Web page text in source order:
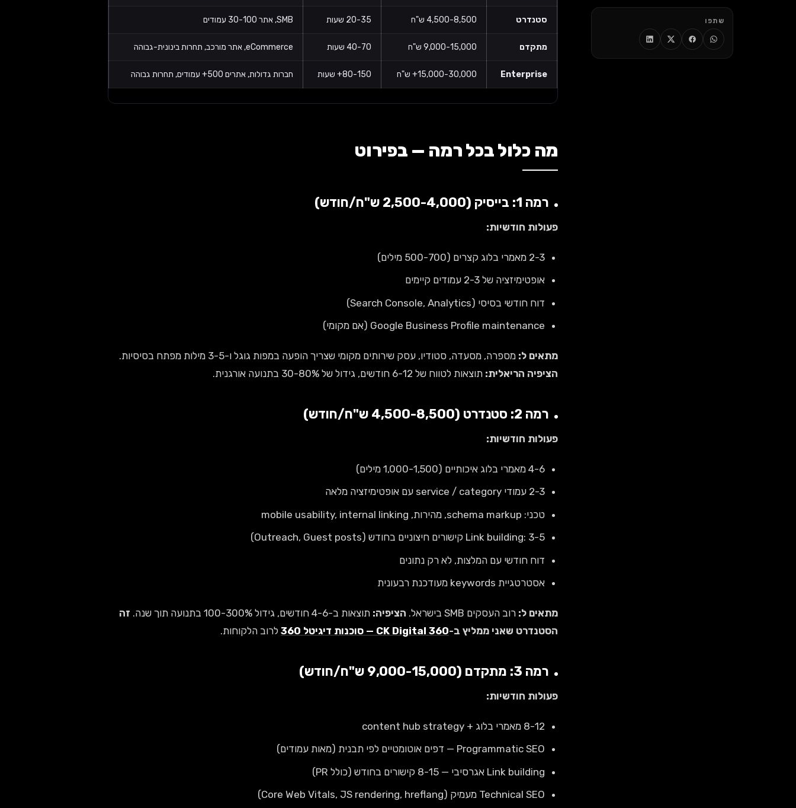
שתפו סטנדרט 4,500-8,500 ש"ח 20-35 שעות SMB, אתר 30-100 עמודים
מתקדם 9,000-15,000 ש"ח 40-70 שעות eCommerce, אתר מורכב, תחרות בינונית-גבוהה
Enterprise 15,000-30,000+ ש"ח 80-150+ שעות חברות גדולות, אתרים 500+ עמודים, תחרות גבוהה
מה כלול בכל רמה — בפירוט
רמה 1: בייסיק (2,500-4,000 ש"ח/חודש)
פעולות חודשיות:
2-3 מאמרי בלוג קצרים (500-700 מילים)
אופטימיזציה של 2-3 עמודים קיימים
דוח חודשי בסיסי (Search Console, Analytics)
Google Business Profile maintenance (אם מקומי)
מתאים ל: מספרה, מסעדה, סטודיו, עסק שירותים מקומי שצריך הופעה במפות גוגל ו-3-5 מילות מפתח בסיסיות.
הציפיה הריאלית: תוצאות לטווח של 6-12 חודשים, גידול של 30-80% בתנועה אורגנית.
רמה 2: סטנדרט (4,500-8,500 ש"ח/חודש)
פעולות חודשיות:
4-6 מאמרי בלוג איכותיים (1,000-1,500 מילים)
2-3 עמודי service / category עם אופטימיזציה מלאה
טכני: schema markup, מהירות, mobile usability, internal linking
Link building: 3-5 קישורים חיצוניים בחודש (Outreach, Guest posts)
דוח חודשי עם המלצות, לא רק נתונים
אסטרטגיית keywords מעודכנת רבעונית
מתאים ל: רוב העסקים SMB בישראל. הציפיה: תוצאות ב-4-6 חודשים, גידול 100-300% בתנועה תוך שנה.
זה
הסטנדרט שאני ממליץ ב-CK Digital 360 — סוכנות דיגיטל 360 לרוב הלקוחות.
רמה 3: מתקדם (9,000-15,000 ש"ח/חודש)
פעולות חודשיות:
8-12 מאמרי בלוג + content hub strategy
Programmatic SEO — דפים אוטומטיים לפי תבנית (מאות עמודים)
Link building אגרסיבי — 8-15 קישורים בחודש (כולל PR)
Technical SEO מעמיק (Core Web Vitals, JS rendering, hreflang)